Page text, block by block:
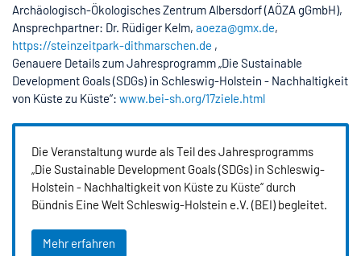
Archäologisch-Ökologisches Zentrum Albersdorf (AÖZA gGmbH),
Ansprechpartner: Dr. Rüdiger Kelm, aoeza@gmx.de,
https://steinzeitpark-dithmarschen.de ,
Genauere Details zum Jahresprogramm „Die Sustainable
Development Goals (SDGs) in Schleswig-Holstein - Nachhaltigkeit
von Küste zu Küste“: www.bei-sh.org/17ziele.html
Die Veranstaltung wurde als Teil des Jahresprogramms
„Die Sustainable Development Goals (SDGs) in Schleswig-
Holstein - Nachhaltigkeit von Küste zu Küste“ durch
Bündnis Eine Welt Schleswig-Holstein e.V. (BEI) begleitet.
Mehr erfahren